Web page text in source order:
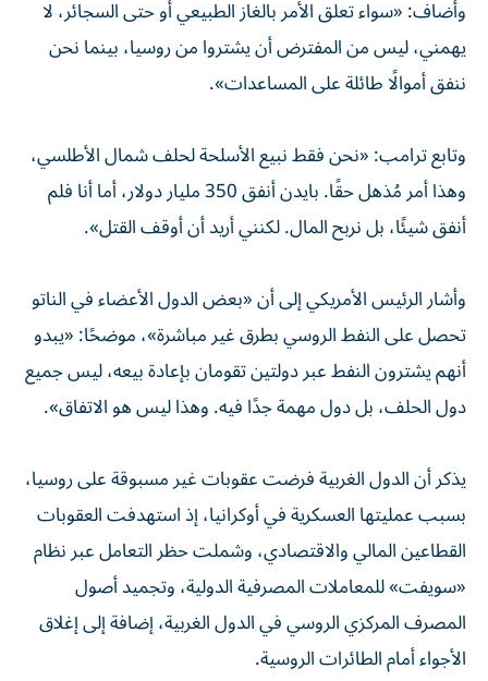
وأضاف: «سواء تعلق الأمر بالغاز الطبيعي أو حتى السجائر، لا
يهمني، ليس من المفترض أن يشتروا من روسيا، بينما نحن
ننفق أموالًا طائلة على المساعدات».
وتابع ترامب: «نحن فقط نبيع الأسلحة لحلف شمال الأطلسي،
وهذا أمر مُذهل حقًا. بايدن أنفق 350 مليار دولار، أما أنا فلم
أنفق شيئًا، بل نربح المال. لكنني أريد أن أوقف القتل».
وأشار الرئيس الأمريكي إلى أن «بعض الدول الأعضاء في الناتو
تحصل على النفط الروسي بطرق غير مباشرة»، موضحًا: «يبدو
أنهم يشترون النفط عبر دولتين تقومان بإعادة بيعه، ليس جميع
دول الحلف، بل دول مهمة جدًا فيه. وهذا ليس هو الاتفاق».
يذكر أن الدول الغربية فرضت عقوبات غير مسبوقة على روسيا،
بسبب عمليتها العسكرية في أوكرانيا، إذ استهدفت العقوبات
القطاعين المالي والاقتصادي، وشملت حظر التعامل عبر نظام
«سويفت» للمعاملات المصرفية الدولية، وتجميد أصول
المصرف المركزي الروسي في الدول الغربية، إضافة إلى إغلاق
الأجواء أمام الطائرات الروسية.